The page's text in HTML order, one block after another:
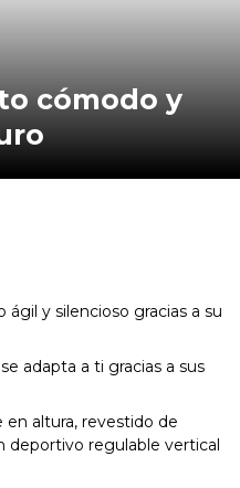
y silencioso gracias a su
adapta a ti gracias a sus
altura, revestido de
deportivo regulable vertical